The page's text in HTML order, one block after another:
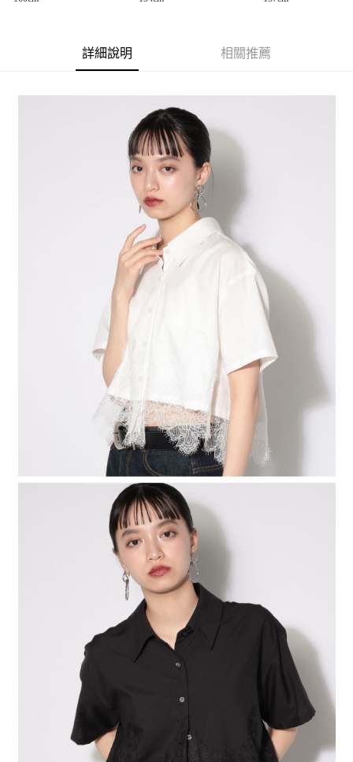
2.付款方式選擇「大哥付你分期」，訂單成立後會自動跳轉到大哥付的交易
3.實際核准額度、可分期數及費用金額請依後續交易確認頁面所載為準。
4.訂單成立30分鐘內，如未前往確認交易或遇審核未通過，訂單將自動取
消。如遇「轉專審核」未通過狀況，表示未達大哥付你分期系統評分，恕無
1.分期款項不併入電信帳單，「大哥付你分期」於每月結算日後寄送繳費提
2.透過簡訊連結打開帳單後，可選擇「超商條碼／台灣大直營門市／銀行轉
帳／街口支付／iPASS MONEY」等通路繳費。
1.本服務係由「台灣大哥大股份有限公司」（以下簡稱本公司）所提供，讓
用戶於交易時，得透過本服務購買商品或服務，並由商店將買賣／分期付款
買賣價金債權讓與本公司後，依約使用本公司帳單繳交帳款。
2.基於同意付款使用「大哥付你分期」之契約關係目的，商店將以您的個人
資料（包含姓名、電話或地址）提供予台灣大哥大進項蒐集、處理及利用，
由本公司與您本人進行分期帳單所需資料之確認、核對及更正。
3.完整用戶服務條款，請詳閱以下連結：
https://oppay.tw/userRule
３．安心：先確認商品／服務後，再付款。
【「AFTEE先享後付」結帳流程】
１．於結帳方式選擇「AFTEE先享後付」後，將跳轉至「AFTEE先享後付」
結帳頁面，進行簡訊認證並確認金額後，即可完成結帳。
２．訂單成立數日內，您將收到繳費通知簡訊。
３．收到繳費通知簡訊後14天內，點擊此簡訊中的連結，可透過四大超商／
ATM／網路銀行／等多元方式進行付款，方視為交易完成。
※ 請注意：結帳手續完成當下不需立刻繳費，但若您需要取消訂單，請聯絡
購買商品的店家。未經商家同意取消之訂單仍視為有效，需透過AFTEE先享
※ 交易是否成功請以「AFTEE先享後付 」之結帳頁面顯示為準，若有關於
是否繳費成功／繳費後需取消欲退款等相關疑問，請聯繫「AFTEE先享後付
https://netprotections.freshdesk.com/support/home
１．透過由恩沛科技股份有限公司提供之「AFTEE先享後付」服務完成之交
易，需依本服務之必要範圍內提供個人資料，並將交易相關給付款項請求債
權轉讓予恩沛科技股份有限公司。
２．關於個人資料處理事宜，請瀏覽以下網址：
https://aftee.tw/terms/#terms3
３．未成年的使用者請事先徵得法定代理人或監護人之同意方可使用
「AFTEE先享後付」，若未經同意申辦者引起之損失，本公司不負相關責
４．使用「AFTEE先享後付」時，將依據個別帳號之用戶狀況，依本公司即
時審查核予不同之上限額度；若仍有額度不足之情形，本公司將視審查結果
請求用戶進行身份認證。
５．嚴禁一人註冊多個帳號或使用他人資訊註冊。若發現惡意使用之情形，
恩沛科技股份有限公司將有權停止該用戶之使用額度並採取法律行動。
全家 取貨付款
每筆NT$80，滿NT$888(含以上)免運費
每筆NT$80，滿NT$888(含以上)免運費
每筆NT$80，滿NT$1,500(含以上)免運費
每筆NT$80，滿NT$1,500(含以上)免運費
每筆NT$80，滿NT$1,500(含以上)免運費
詳細說明 相關推薦